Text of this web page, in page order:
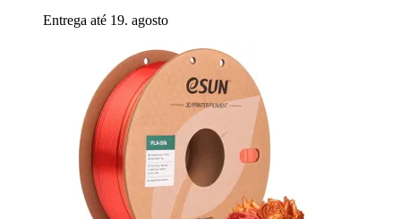
Entrega até 19. agosto